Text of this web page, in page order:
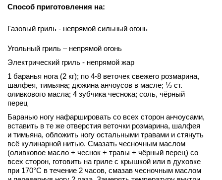
Способ приготовления на:
Газовый гриль - непрямой сильный огонь
Угольный гриль – непрямой огонь
Электрический гриль - непрямой жар
1 баранья нога (2 кг); по 4-8 веточек свежего розмарина,
шалфея, тимьяна; дюжина анчоусов в масле; ⅓ ст.
оливкового масла; 4 зубчика чеснока; соль, чёрный
перец
Баранью ногу нафаршировать со всех сторон анчоусами,
вставить в те же отверстия веточки розмарина, шалфея
и тимьяна, обложить ногу остальными травами и стянуть
всё кулинарной нитью. Смазать чесночным маслом
(оливковое масло + чеснок + травы + чёрный перец) со
всех сторон, готовить на гриле с крышкой или в духовке
при 170°C в течение 2 часов, смазав чесночным маслом